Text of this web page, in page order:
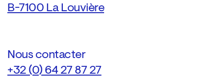
B-7100 La Louvière
Nous contacter
+32 (0) 64 27 87 27